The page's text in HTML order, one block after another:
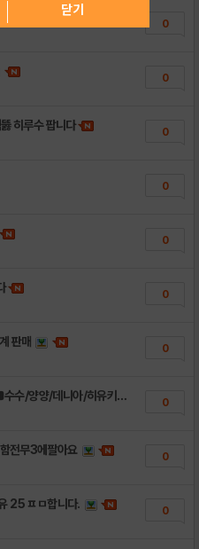
수인, 칸타렐라,.. 0
0
히루수 팝니다 0
0
0
0
판매 0
수/양양/데니아/히유키.. 0
전무3에팔아요 0
25 ㅍㅁ합니다. 0
닫기